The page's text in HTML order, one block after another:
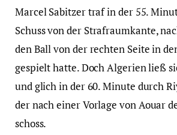
Marcel Sabitzer traf in der 55.
Schuss von der Strafraumkante,
den Ball von der rechten Seite in
gespielt hatte. Doch Algerien ließ
und glich in der 60. Minute durch
der nach einer Vorlage von Aouar
schoss.